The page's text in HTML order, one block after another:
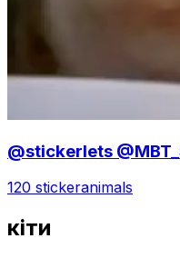
@stickerlets
120 stickeranimals
кiти